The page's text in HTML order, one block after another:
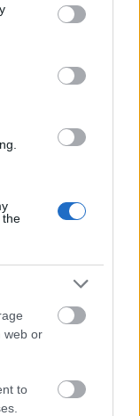
You may click to
party tags to
in below Google
the
web or
to
kikiáltom a
Addig pedig ...